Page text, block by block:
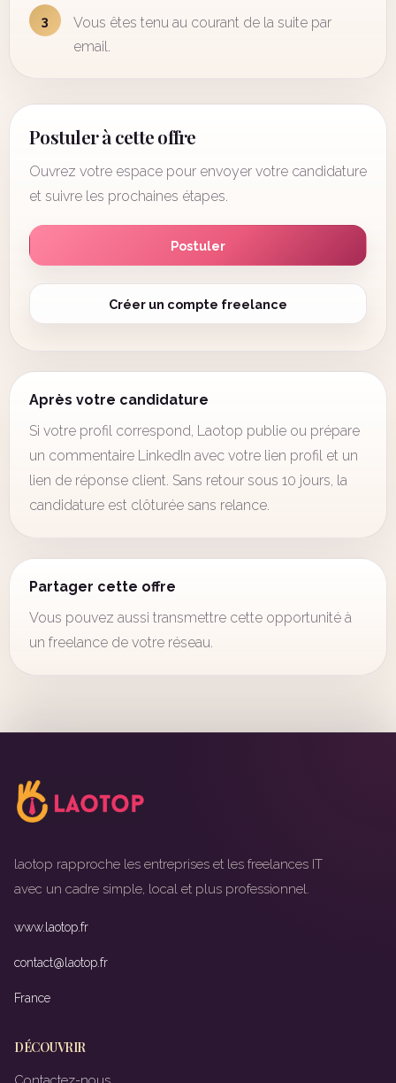
3
Vous êtes tenu au courant de la suite par
email.
Postuler à cette offre
Ouvrez votre espace pour envoyer votre candidature
et suivre les prochaines étapes.
Postuler
Créer un compte freelance
Après votre candidature
Si votre profil correspond, Laotop publie ou prépare
un commentaire LinkedIn avec votre lien profil et un
lien de réponse client. Sans retour sous 10 jours, la
candidature est clôturée sans relance.
Partager cette offre
Vous pouvez aussi transmettre cette opportunité à
un freelance de votre réseau.
laotop rapproche les entreprises et les freelances IT
avec un cadre simple, local et plus professionnel.
www.laotop.fr
contact@laotop.fr
France
DÉCOUVRIR